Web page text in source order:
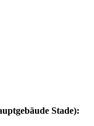
Stade):